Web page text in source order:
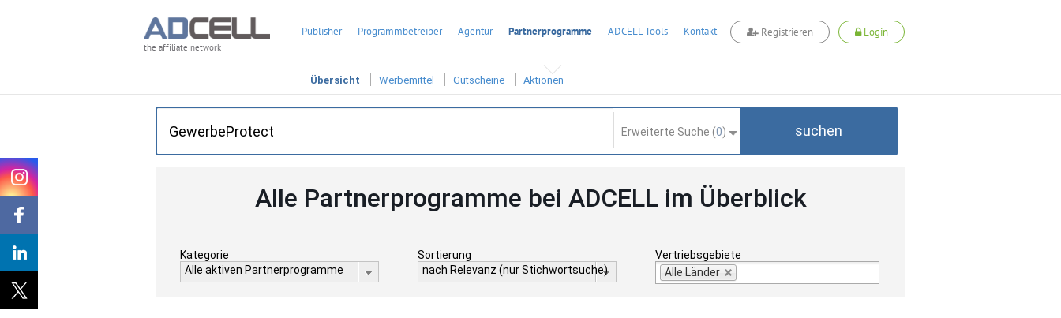
the affiliate network
Publisher Programmbetreiber Agentur Partnerprogramme ADCELL-Tools Kontakt Registrieren Login
Übersicht Werbemittel Gutscheine Aktionen
Erweiterte Suche (0) suchen
Alle Partnerprogramme bei ADCELL im Überblick
Kategorie
Alle aktiven Partnerprogramme
Sortierung
nach Relevanz (nur Stichwortsuche)
Vertriebsgebiete
Alle Länder